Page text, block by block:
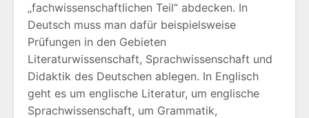
„fachwissenschaftlichen Teil“ abdecken. In
Deutsch muss man dafür beispielsweise
Prüfungen in den Gebieten
Literaturwissenschaft, Sprachwissenschaft und
Didaktik des Deutschen ablegen. In Englisch
geht es um englische Literatur, um englische
Sprachwissenschaft, um Grammatik,